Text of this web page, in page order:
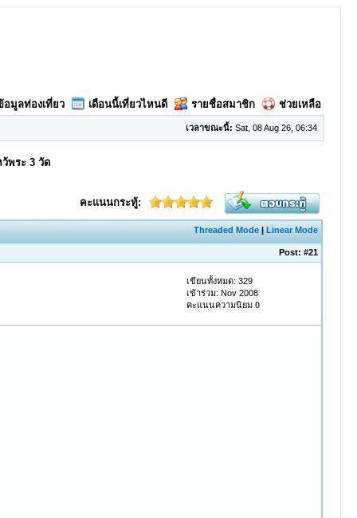
อมูลท่องเที่ยว เดือนนี้เที่ยวไหนดี รายชื่อสมาชิก ช่วยเหลือ
เวลาขณะนี้: Sat, 08 Aug 26, 06:34
พระ 3 วัด
คะแนนกระทู้:
Threaded Mode |Linear Mode
Post:#21
เขียนทั้งหมด: 329
เข้าร่วม: Nov 2008
คะแนนความนิยม0